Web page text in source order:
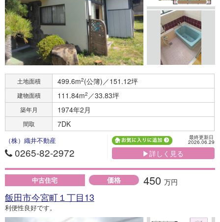
土地面積 499.6m2(公簿)／151.12坪
建物面積 111.84m2 ／33.83坪
築年月 1974年2月
間取 7DK
（株）織井不動産
0265-82-2972
最終更新日
2026.06.29
▶詳しく見る
中古住宅 価格 450 万円
飯田市今宮町１丁目13
利便性良好です。